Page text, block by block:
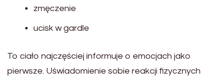
zmęczenie
ucisk w gardle
To ciało najczęściej informuje o emocjach jako
pierwsze. Uświadomienie sobie reakcji fizycznych